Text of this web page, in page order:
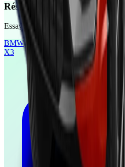
Réservez votre essai gratuit
Essayez ces véhicules chez un
BMW
X3